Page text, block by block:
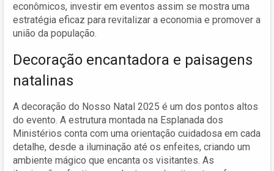
econômicos, investir em eventos assim se mostra uma
estratégia eficaz para revitalizar a economia e promover a
união da população.
Decoração encantadora e paisagens
natalinas
A decoração do Nosso Natal 2025 é um dos pontos altos
do evento. A estrutura montada na Esplanada dos
Ministérios conta com uma orientação cuidadosa em cada
detalhe, desde a iluminação até os enfeites, criando um
ambiente mágico que encanta os visitantes. As